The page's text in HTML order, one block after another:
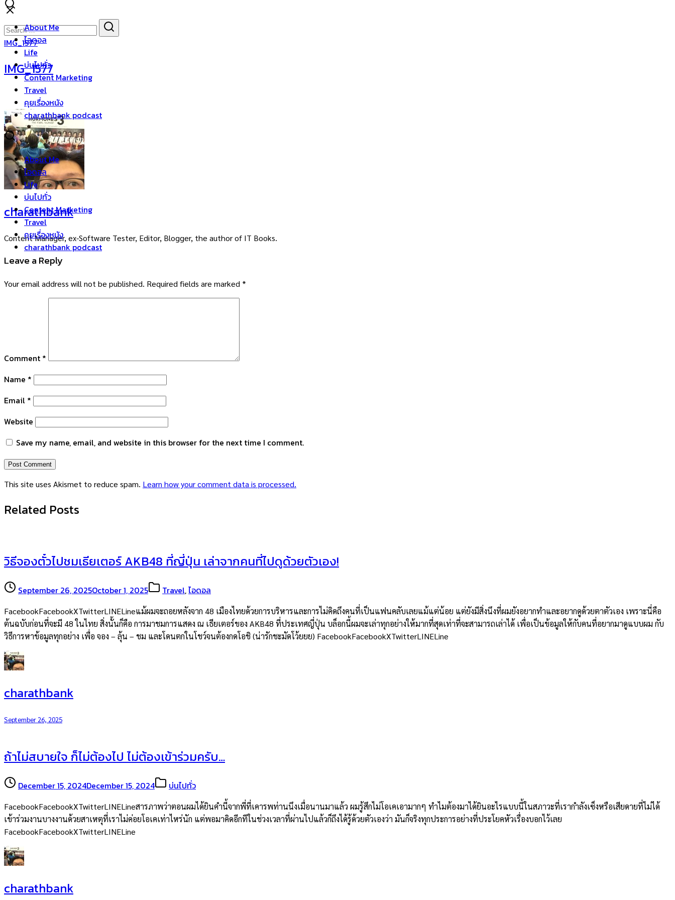
Skip
content
About Me
ไอดอล
Life
บ่นไปทั่ว
Content Marketing
Travel
คุยเรื่องหนัง
charathbank podcast
About Me
ไอดอล
Life
บ่นไปทั่ว
Content Marketing
Travel
คุยเรื่องหนัง
charathbank podcast
Search
for:
IMG_1577
IMG_1577
charathbank
Content Manager, ex-Software Tester, Editor, Blogger, the author of IT Books.
Leave a Reply
Your email address will not be published. Required fields are marked *
Comment *
Name *
Email *
Website
Save my name, email, and website in this browser for the next time I comment.
This site uses Akismet to reduce spam. Learn how your comment data is processed.
Related Posts
วิธีจองตั๋วไปชมเธียเตอร์ AKB48 ที่ญี่ปุ่น เล่าจากคนที่ไปดูด้วยตัวเอง!
September 26, 2025October 1, 2025 Travel,ไอดอล
FacebookFacebookXTwitterLINELineแม้ผมจะถอยหลังจาก 48 เมืองไทยด้วยการบริหารและการไม่คิดถึงคนที่เป็นแฟนคลับเลยแม้แต่น้อย แต่ยังมีสิ่งนึงที่ผมยังอยากทำและอยากดูด้วยตาตัวเอง เพราะนี่คือ
ต้นฉบับก่อนที่จะมี 48 ในไทย สิ่งนั้นก็คือ การมาชมการแสดง ณ เธียเตอร์ของ AKB48 ที่ประเทศญี่ปุ่น บล็อกนี้ผมจะเล่าทุกอย่างให้มากที่สุดเท่าที่จะสามารถเล่าได้ เพื่อเป็นข้อมูลให้กับคนที่อยากมาดูแบบผม กับ
วิธีการหาข้อมูลทุกอย่าง เพื่อ จอง – ลุ้น – ชม และโดนตกในโชว์จนต้องกดโอชิ (น่ารักชะมัดโว้ยยย) FacebookFacebookXTwitterLINELine
charathbank
September 26, 2025
ถ้าไม่สบายใจ ก็ไม่ต้องไป ไม่ต้องเข้าร่วมครับ…
December 15, 2024December 15, 2024 บ่นไปทั่ว
FacebookFacebookXTwitterLINELineสารภาพว่าตอนผมได้ยินคำนี้จากพี่ที่เคารพท่านนึงเมื่อนานมาแล้ว ผมรู้สึกไม่โอเคเอามากๆ ทำไมต้องมาได้ยินอะไรแบบนี้ในสภาวะที่เรากำลังเซ็งหรือเสียดายที่ไม่ได้
เข้าร่วมงานบางงานด้วยสาเหตุที่เราไม่ค่อยโอเคเท่าไหร่นัก แต่พอมาคิดอีกทีในช่วงเวลาที่ผ่านไปแล้วก็ถึงได้รู้ด้วยตัวเองว่า มันก็จริงทุกประการอย่างที่ประโยคหัวเรื่องบอกไว้เลย
FacebookFacebookXTwitterLINELine
charathbank